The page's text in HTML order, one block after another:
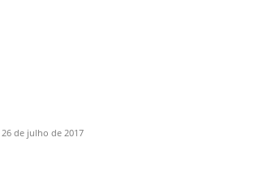
26 de julho de 2017